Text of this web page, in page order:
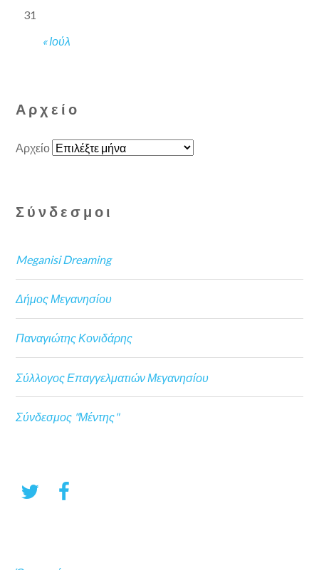
« Ιούλ
31
Αρχείο
Αρχείο
Σύνδεσμοι
Meganisi Dreaming
Δήμος Μεγανησίου
Παναγιώτης Κονιδάρης
Σύλλογος Επαγγελματιών Μεγανησίου
Σύνδεσμος "Μέντης"